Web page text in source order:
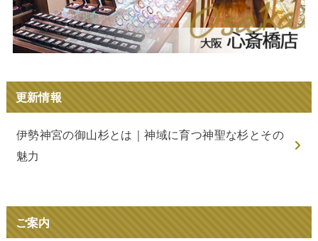
更新情報
伊勢神宮の御山杉とは｜神域に育つ神聖な杉とその
魅力
ご案内